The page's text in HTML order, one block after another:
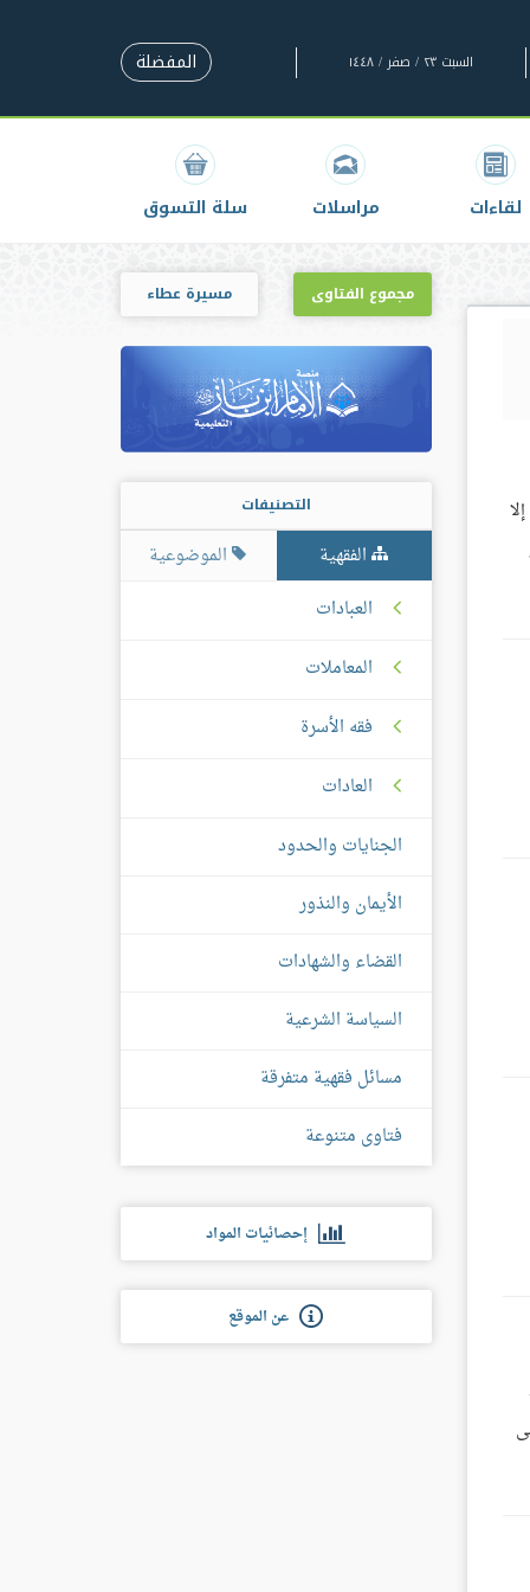
السبت ٢٣ / صفر / ١٤٤٨ المفضلة
لقاءات مراسلات سلة التسوق
مجموع الفتاوى مسيرة عطاء
التصنيفات
الفقهية
الموضوعية
العبادات
المعاملات
فقه الأسرة
العادات
الجنايات والحدود
الأيمان والنذور
القضاء والشهادات
السياسة الشرعية
مسائل فقهية متفرقة
فتاوى متنوعة
إحصائيات المواد
عن الموقع